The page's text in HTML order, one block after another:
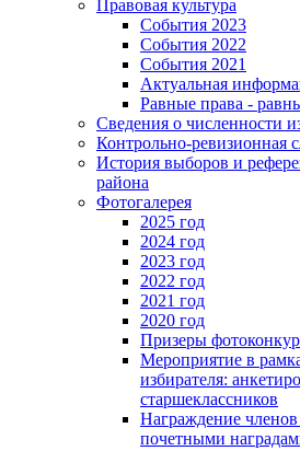
Правовая культура
События 2023
События 2022
События 2021
Актуальная
Равные права -
Сведения о численности
Контрольно-ревизионная
История выборов и
района
Фотогалерея
2025 год
2024 год
2023 год
2022 год
2021 год
2020 год
Призеры
Мероприятие в
избирателя:
старшеклассников
Награждение
почетными